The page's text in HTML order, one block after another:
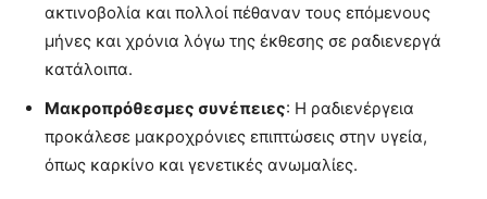
ακτινοβολία και πολλοί πέθαναν τους επόμενους
μήνες και χρόνια λόγω της έκθεσης σε ραδιενεργά
κατάλοιπα.
Μακροπρόθεσμες συνέπειες: Η ραδιενέργεια
προκάλεσε μακροχρόνιες επιπτώσεις στην υγεία,
όπως καρκίνο και γενετικές ανωμαλίες.